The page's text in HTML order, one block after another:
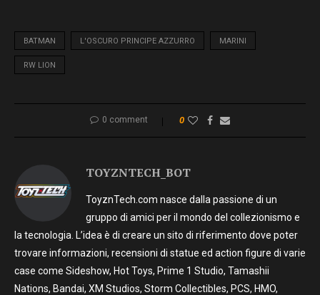
BATMAN L'OSCURO PRINCIPE AZZURRO MARINI
RW LION
0 comment 0
TOYZNTECH_BOT
ToyznTech.com nasce dalla passione di un
gruppo di amici per il mondo del collezionismo e
la tecnologia. L’idea è di creare un sito di riferimento dove poter
trovare informazioni, recensioni di statue ed action figure di varie
case come Sideshow, Hot Toys, Prime 1 Studio, Tamashii
Nations, Bandai, XM Studios, Storm Collectibles, PCS, HMO,